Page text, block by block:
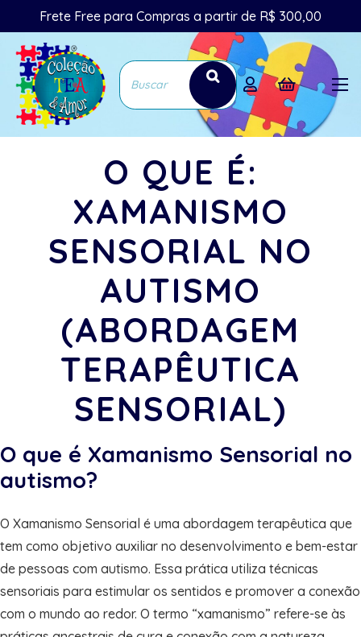
Frete Free para Compras a partir de R$ 300,00
O QUE É:
XAMANISMO
SENSORIAL NO
AUTISMO
(ABORDAGEM
TERAPÊUTICA
SENSORIAL)
O que é Xamanismo Sensorial no
autismo?
O Xamanismo Sensorial é uma abordagem terapêutica que
tem como objetivo auxiliar no desenvolvimento e bem-estar
de pessoas com autismo. Essa prática utiliza técnicas
sensoriais para estimular os sentidos e promover a conexão
com o mundo ao redor. O termo “xamanismo” refere-se às